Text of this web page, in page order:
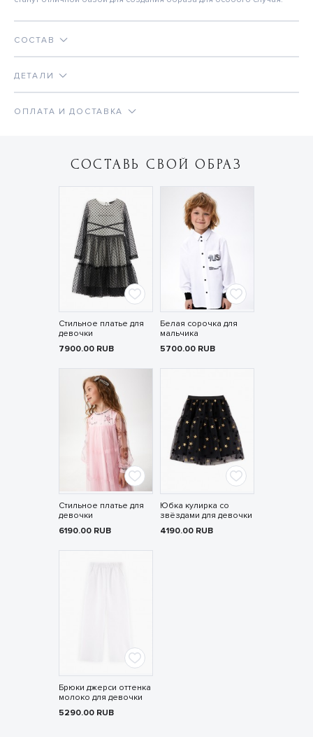
СОСТАВ
ДЕТАЛИ
ОПЛАТА И ДОСТАВКА
СОСТАВЬ СВОЙ ОБРАЗ
Стильное платье для
девочки
7900.00 RUB
Белая сорочка для
мальчика
5700.00 RUB
Стильное платье для
девочки
6190.00 RUB
Юбка кулирка со
звёздами для девочки
4190.00 RUB
Брюки джерси оттенка
молоко для девочки
5290.00 RUB